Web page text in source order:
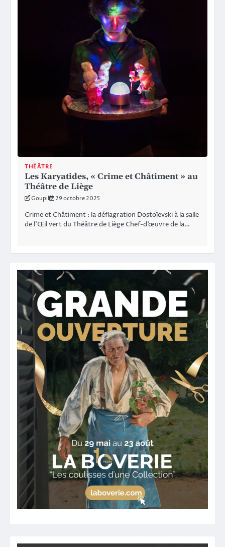
THÉÂTRE
Les Karyatides, « Crime et Châtiment » au
Théâtre de Liège
Goupil 29 octobre 2025
Crime et Châtiment : la déflagration Dostoïevski à la salle
de l’Œil vert du Théâtre de Liège Chef-d’œuvre de la…